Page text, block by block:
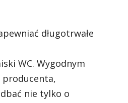
długotrwałe
WC. Wygodnym
producenta,
nie tylko o